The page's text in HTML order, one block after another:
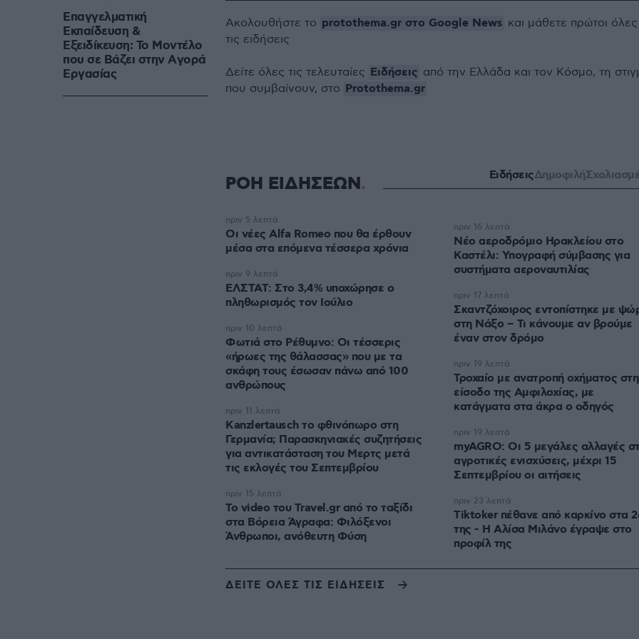
Επαγγελματική
Εκπαίδευση &
Εξειδίκευση: Το Mοντέλο
που σε Bάζει στην Aγορά
Eργασίας
Ακολουθήστε το protothema.gr στο Google News και μάθετε πρώτοι όλες
τις ειδήσεις
Δείτε όλες τις τελευταίες Ειδήσεις από την Ελλάδα και τον Κόσμο, τη
που συμβαίνουν, στο Protothema.gr
ΡΟΗ ΕΙΔΗΣΕΩΝ ΕιδήσειςΔημοφιλή
Οι νέες Alfa Romeo που θα έρθουν
μέσα στα επόμενα τέσσερα χρόνια
πριν 5 λεπτά
ΕΛΣΤΑΤ: Στο 3,4% υποχώρησε ο
πληθωρισμός τον Ιούλιο
πριν 9 λεπτά
Φωτιά στο Ρέθυμνο: Οι τέσσερις
«ήρωες της θάλασσας» που με τα
σκάφη τους έσωσαν πάνω από 100
ανθρώπους
πριν 10 λεπτά
Kanzlertausch το φθινόπωρο στη
Γερμανία; Παρασκηνιακές συζητήσεις
για αντικατάσταση του Μερτς μετά
τις εκλογές του Σεπτεμβρίου
πριν 11 λεπτά
To video του Travel.gr από το ταξίδι
στα Βόρεια Άγραφα: Φιλόξενοι
Άνθρωποι, ανόθευτη Φύση
πριν 15 λεπτά
Νέο αεροδρόμιο Ηρακλείου στο
Καστέλι: Υπογραφή σύμβασης για
συστήματα αεροναυτιλίας
πριν 16 λεπτά
Σκαντζόχοιρος εντοπίστηκε με
στη Νάξο – Τι κάνουμε αν βρούμε
έναν στον δρόμο
πριν 17 λεπτά
Τροχαίο με ανατροπή οχήματος
είσοδο της Αμφιλοχίας, με
κατάγματα στα άκρα ο οδηγός
πριν 19 λεπτά
myAGRO: Οι 5 μεγάλες αλλαγές
αγροτικές ενισχύσεις, μέχρι 15
Σεπτεμβρίου οι αιτήσεις
πριν 19 λεπτά
Tiktoker πέθανε από καρκίνο στα
της - Η Αλίσα Μιλάνο έγραψε στο
προφίλ της
πριν 23 λεπτά
ΔΕΙΤΕ ΟΛΕΣ ΤΙΣ ΕΙΔΗΣΕΙΣ